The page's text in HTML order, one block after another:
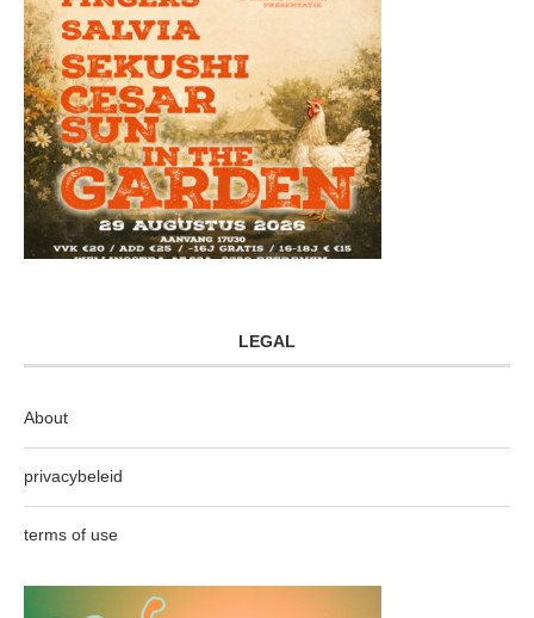
LEGAL
About
privacybeleid
terms of use